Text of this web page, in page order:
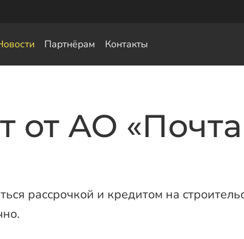
Партнёрам Контакты
от АО
рассрочкой и кредитом на